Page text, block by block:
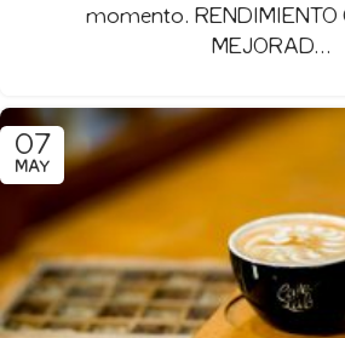
momento. RENDIMIENTO
MEJORAD...
07
MAY